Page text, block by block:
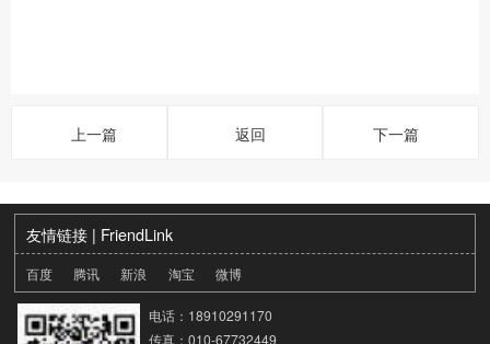
上一篇 返回 下一篇
友情链接 | FriendLink
百度 腾讯 新浪 淘宝 微博
电话： 18910291170
传真：010-67732449